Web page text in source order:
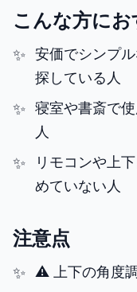
こんな方にお
安価でシンプ
探している人
寝室や書斎で
人
リモコンや上
めていない人
注意点
⚠️ 上下の角度